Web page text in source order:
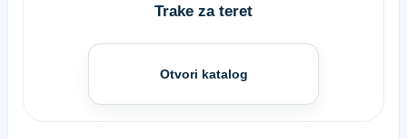
Trake za teret
Otvori katalog